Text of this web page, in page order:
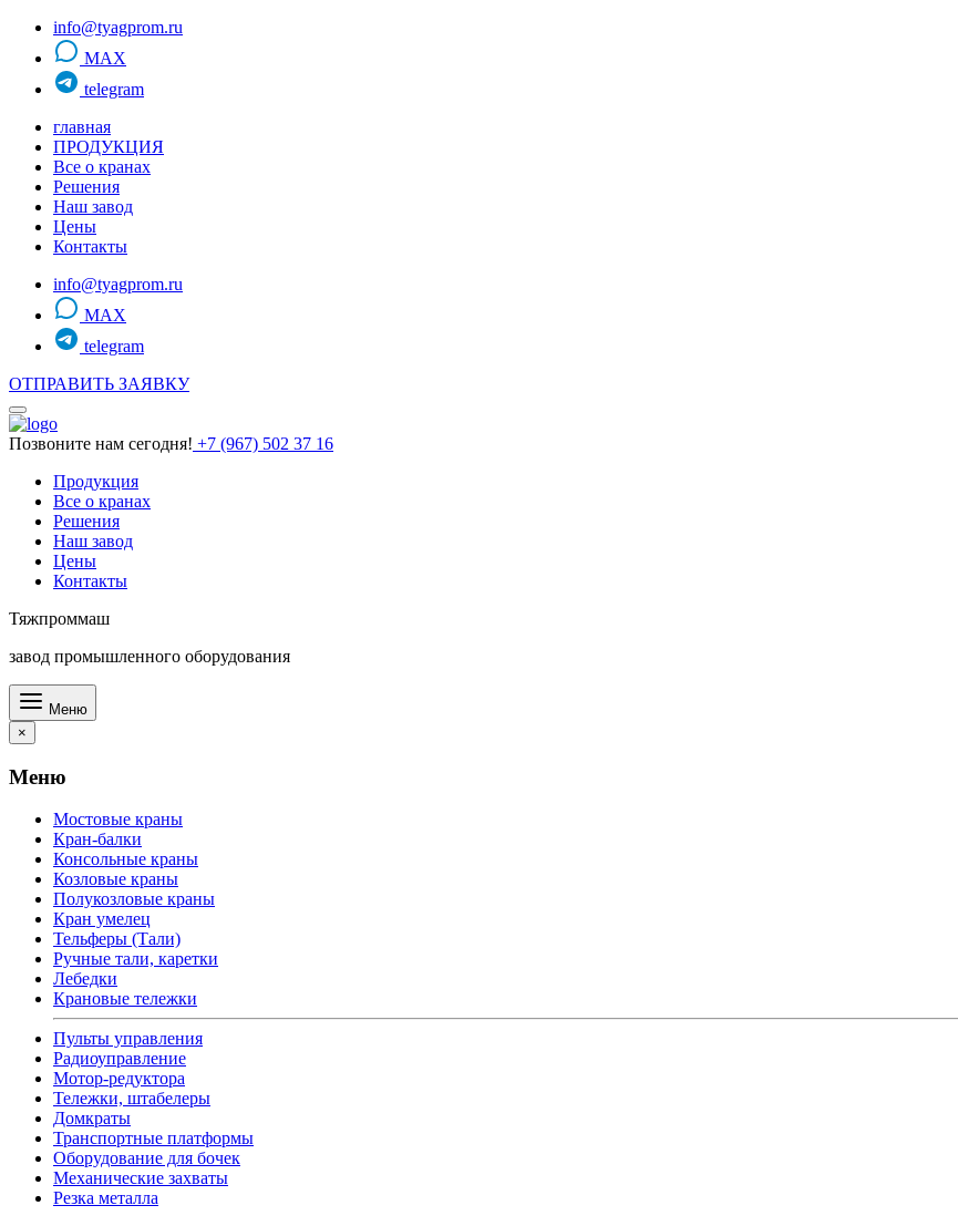
info@tyagprom.ru
MAX
telegram
главная
ПРОДУКЦИЯ
Все о кранах
Решения
Наш завод
Цены
Контакты
info@tyagprom.ru
MAX
telegram
ОТПРАВИТЬ ЗАЯВКУ
Позвоните нам сегодня! +7 (967) 502 37 16
Продукция
Все о кранах
Решения
Наш завод
Цены
Контакты
Тяжпроммаш
завод промышленного оборудования
Меню
×
Меню
Мостовые краны
Кран-балки
Консольные краны
Козловые краны
Полукозловые краны
Кран умелец
Тельферы (Тали)
Ручные тали, каретки
Лебедки
Крановые тележки
Пульты управления
Радиоуправление
Мотор-редуктора
Тележки, штабелеры
Домкраты
Транспортные платформы
Оборудование для бочек
Механические захваты
Резка металла